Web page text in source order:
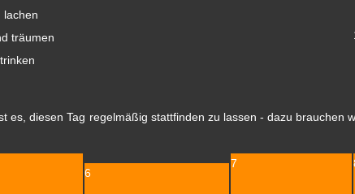
6
7
lachen
träumen
es, diesen Tag regelmäßig stattfinden zu lassen - dazu brauchen
zu sein?